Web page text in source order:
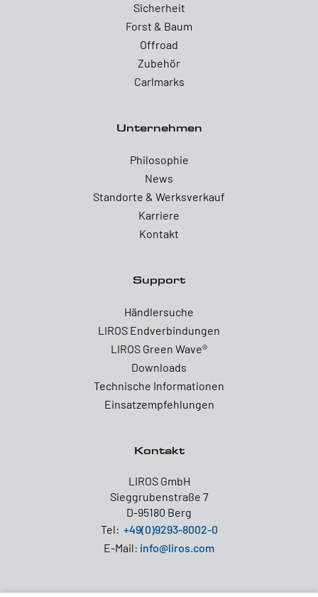
Sicherheit
Forst & Baum
Offroad
Zubehör
Carlmarks
Unternehmen
Philosophie
News
Standorte & Werksverkauf
Karriere
Kontakt
Support
Händlersuche
LIROS Endverbindungen
LIROS Green Wave®
Downloads
Technische Informationen
Einsatzempfehlungen
Kontakt
LIROS GmbH
Sieggrubenstraße 7
D-95180 Berg
Tel: +49(0)9293-8002-0
E-Mail: info@liros.com